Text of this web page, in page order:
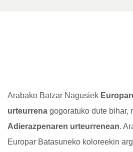
Arabako Batzar Nagusiek
urteurrena gogoratuko dute bihar,
Adierazpenaren urteurrenean.
Europar Batasuneko koloreekin